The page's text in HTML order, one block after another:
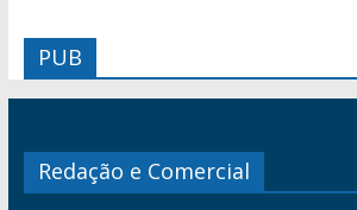
PUB
Redação e Comercial